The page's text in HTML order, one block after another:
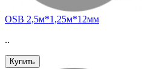
OSB 2,5м*1,25м*12мм
..
Купить